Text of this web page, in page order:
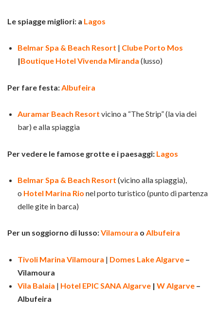
Le spiagge migliori: a Lagos
Belmar Spa & Beach Resort | Clube Porto Mos
|Boutique Hotel Vivenda Miranda (lusso)
Per fare festa: Albufeira
Auramar Beach Resort vicino a “The Strip” (la via dei
bar) e alla spiaggia
Per vedere le famose grotte e i paesaggi: Lagos
Belmar Spa & Beach Resort (vicino alla spiaggia),
o Hotel Marina Rio nel porto turistico (punto di partenza
delle gite in barca)
Per un soggiorno di lusso:Vilamoura o Albufeira
Tivoli Marina Vilamoura | Domes Lake Algarve –
Vilamoura
Vila Balaia | Hotel EPIC SANA Algarve | W Algarve –
Albufeira